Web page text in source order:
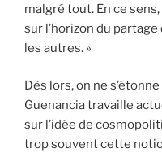
malgré tout. En ce
sur l’horizon du
les autres. »
Dès lors, on ne
Guenancia travaille
sur l’idée de
trop souvent cette